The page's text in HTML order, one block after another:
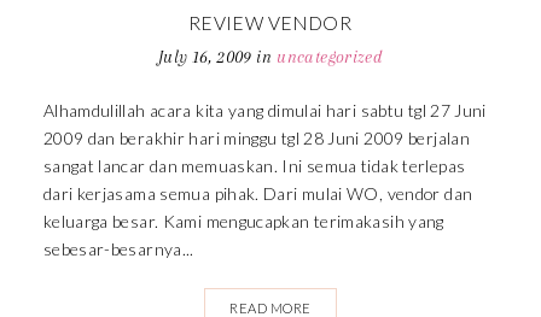
REVIEW VENDOR
July 16, 2009 in uncategorized
Alhamdulillah acara kita yang dimulai hari sabtu tgl 27 Juni
2009 dan berakhir hari minggu tgl 28 Juni 2009 berjalan
sangat lancar dan memuaskan. Ini semua tidak terlepas
dari kerjasama semua pihak. Dari mulai WO, vendor dan
keluarga besar. Kami mengucapkan terimakasih yang
sebesar-besarnya...
READ MORE